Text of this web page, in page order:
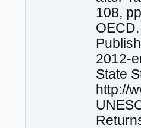
108,
2012-
State
http://